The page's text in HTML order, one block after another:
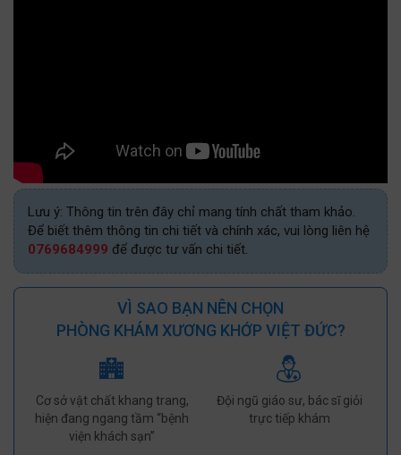
Lưu ý: Thông tin trên đây chỉ mang tính chất tham khảo.
Để biết thêm thông tin chi tiết và chính xác, vui lòng liên hệ
0769684999 để được tư vấn chi tiết.
VÌ SAO BẠN NÊN CHỌN
PHÒNG KHÁM XƯƠNG KHỚP VIỆT ĐỨC?
Cơ sở vật chất khang trang,
hiện đang ngang tầm “bệnh
viện khách sạn”
Đội ngũ giáo sư, bác sĩ giỏi
trực tiếp khám